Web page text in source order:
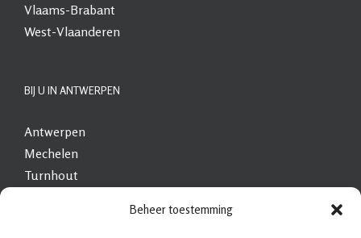
Beheer toestemming
Vlaams-Brabant
West-Vlaanderen
BIJ U IN ANTWERPEN
Antwerpen
Mechelen
Turnhout